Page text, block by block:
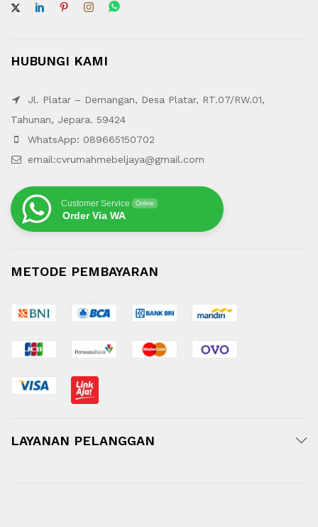
HUBUNGI KAMI
Jl. Platar – Demangan, Desa Platar, RT.07/RW.01,
Tahunan, Jepara. 59424
WhatsApp: 089665150702
email:cvrumahmebeljaya@gmail.com
Customer Service Online
Order Via WA
METODE PEMBAYARAN
LAYANAN PELANGGAN